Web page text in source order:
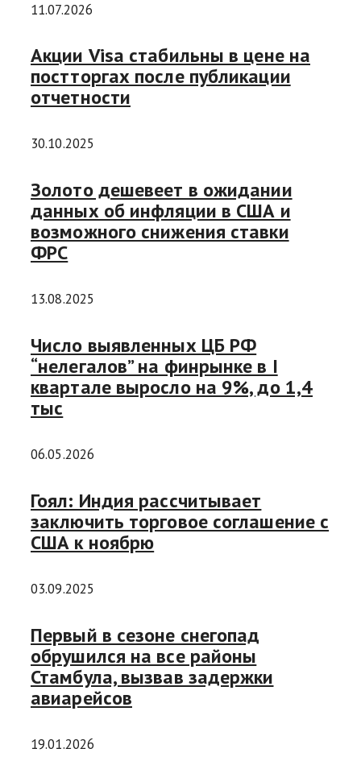
11.07.2026
Акции Visa стабильны в цене на
постторгах после публикации
отчетности
30.10.2025
Золото дешевеет в ожидании
данных об инфляции в США и
возможного снижения ставки
ФРС
13.08.2025
Число выявленных ЦБ РФ
“нелегалов” на финрынке в I
квартале выросло на 9%, до 1,4
тыс
06.05.2026
Гоял: Индия рассчитывает
заключить торговое соглашение с
США к ноябрю
03.09.2025
Первый в сезоне снегопад
обрушился на все районы
Стамбула, вызвав задержки
авиарейсов
19.01.2026